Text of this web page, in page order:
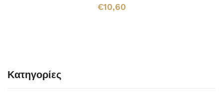
€10,60
Κατηγορίες